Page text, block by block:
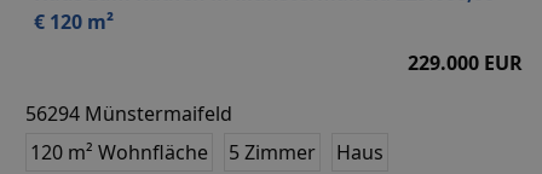
€ 120 m²
229.000 EUR
56294 Münstermaifeld
120 m² Wohnfläche
5 Zimmer Haus